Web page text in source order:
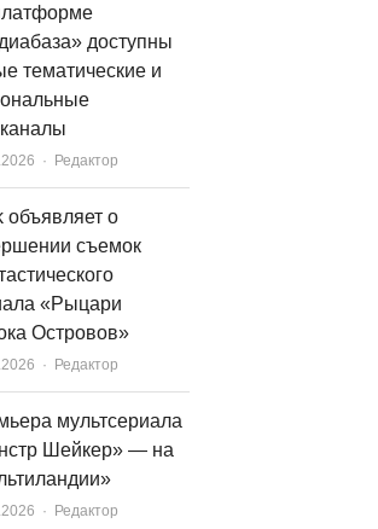
доступны
тематические и
Author
Редактор
объявляет о
съемок
«Рыцари
Островов»
Author
Редактор
мультсериала
Шейкер» — на
Author
Редактор